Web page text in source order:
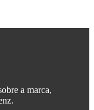
a marca,